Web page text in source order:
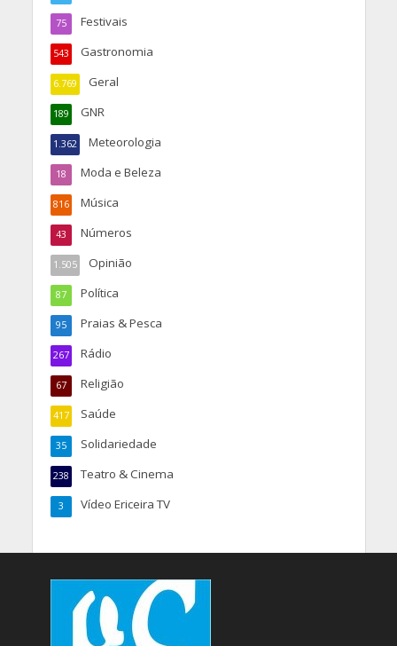
Festivais
75
Gastronomia
543
Geral
6.769
GNR
189
Meteorologia
1.362
Moda e Beleza
18
Música
816
Números
43
Opinião
1.505
Política
87
Praias & Pesca
95
Rádio
267
Religião
67
Saúde
417
Solidariedade
35
Teatro & Cinema
238
Vídeo Ericeira TV
3